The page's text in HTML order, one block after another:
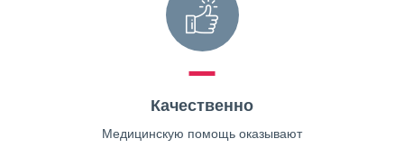
Качественно
Медицинскую помощь оказывают